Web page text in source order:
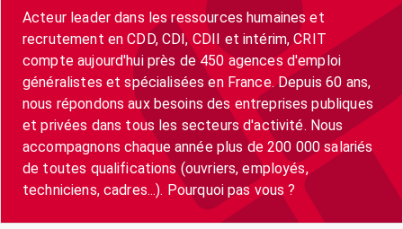
Acteur leader dans les ressources humaines et
recrutement en CDD, CDI, CDII et intérim, CRIT
compte aujourd'hui près de 450 agences d'emploi
généralistes et spécialisées en France. Depuis 60 ans,
nous répondons aux besoins des entreprises publiques
et privées dans tous les secteurs d'activité. Nous
accompagnons chaque année plus de 200 000 salariés
de toutes qualifications (ouvriers, employés,
techniciens, cadres...). Pourquoi pas vous ?